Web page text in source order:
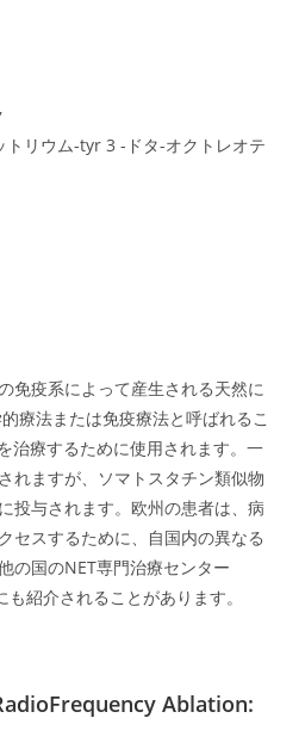
リウム-tyr 3 -ドタ-オクトレオテ
免疫系によって産生される天然に
療法または免疫療法と呼ばれるこ
治療するために使用されます。一
れますが、ソマトスタチン類似物
投与されます。欧州の患者は、病
セスするために、自国内の異なる
の国のNET専門治療センター
紹介されることがあります。
Ablation: